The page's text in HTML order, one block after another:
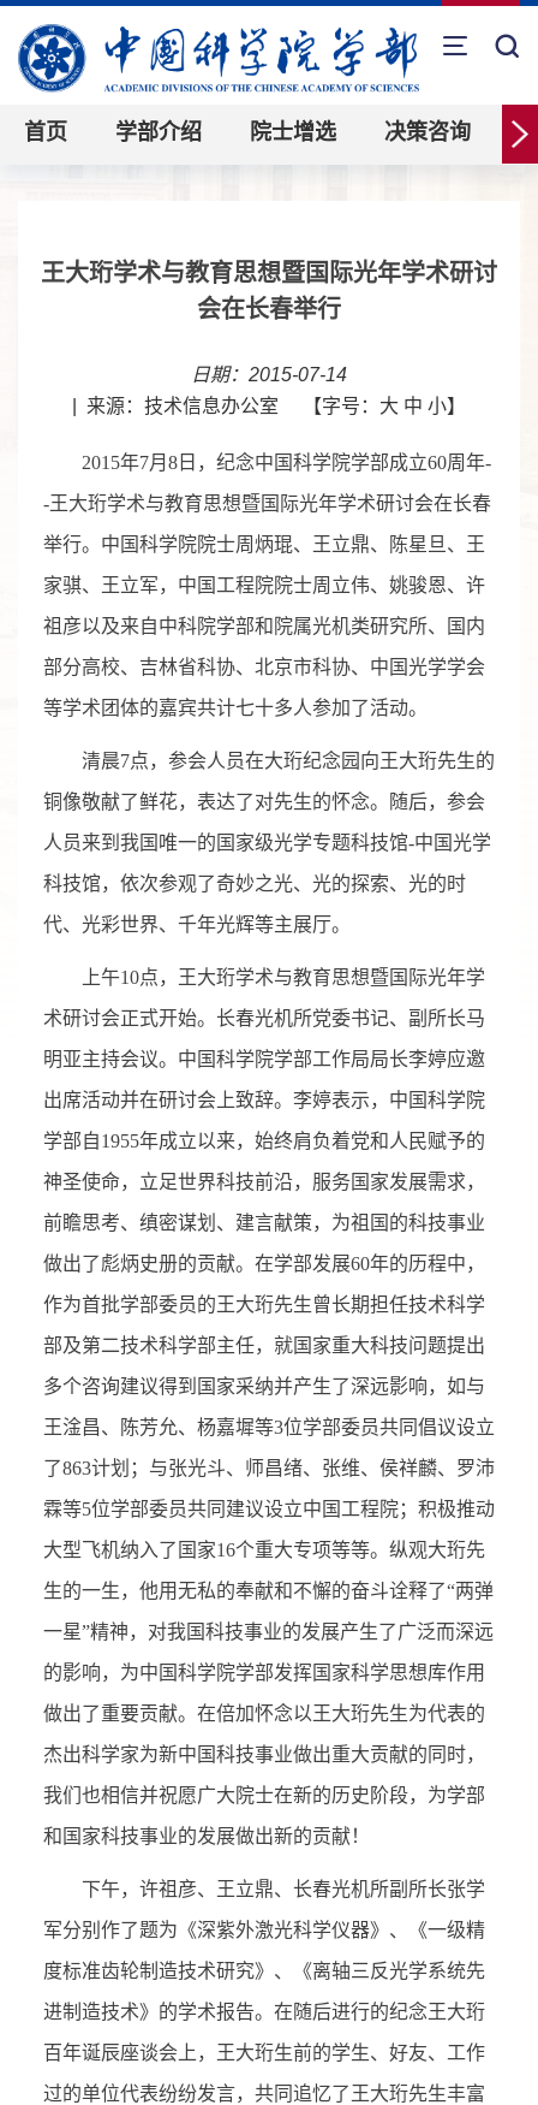
首页 学部介绍 院士增选 决策咨询
王大珩学术与教育思想暨国际光年学术研讨
会在长春举行
日期：2015-07-14
来源：技术信息办公室 【字号： 大 中 小】
2015年7月8日，纪念中国科学院学部成立60周年-
-王大珩学术与教育思想暨国际光年学术研讨会在长春
举行。中国科学院院士周炳琨、王立鼎、陈星旦、王
家骐、王立军，中国工程院院士周立伟、姚骏恩、许
祖彦以及来自中科院学部和院属光机类研究所、国内
部分高校、吉林省科协、北京市科协、中国光学学会
等学术团体的嘉宾共计七十多人参加了活动。
清晨7点，参会人员在大珩纪念园向王大珩先生的
铜像敬献了鲜花，表达了对先生的怀念。随后，参会
人员来到我国唯一的国家级光学专题科技馆-中国光学
科技馆，依次参观了奇妙之光、光的探索、光的时
代、光彩世界、千年光辉等主展厅。
上午10点，王大珩学术与教育思想暨国际光年学
术研讨会正式开始。长春光机所党委书记、副所长马
明亚主持会议。中国科学院学部工作局局长李婷应邀
出席活动并在研讨会上致辞。李婷表示，中国科学院
学部自1955年成立以来，始终肩负着党和人民赋予的
神圣使命，立足世界科技前沿，服务国家发展需求，
前瞻思考、缜密谋划、建言献策，为祖国的科技事业
做出了彪炳史册的贡献。在学部发展60年的历程中，
作为首批学部委员的王大珩先生曾长期担任技术科学
部及第二技术科学部主任，就国家重大科技问题提出
多个咨询建议得到国家采纳并产生了深远影响，如与
王淦昌、陈芳允、杨嘉墀等3位学部委员共同倡议设立
了863计划；与张光斗、师昌绪、张维、侯祥麟、罗沛
霖等5位学部委员共同建议设立中国工程院；积极推动
大型飞机纳入了国家16个重大专项等等。纵观大珩先
生的一生，他用无私的奉献和不懈的奋斗诠释了“两弹
一星”精神，对我国科技事业的发展产生了广泛而深远
的影响，为中国科学院学部发挥国家科学思想库作用
做出了重要贡献。在倍加怀念以王大珩先生为代表的
杰出科学家为新中国科技事业做出重大贡献的同时，
我们也相信并祝愿广大院士在新的历史阶段，为学部
和国家科技事业的发展做出新的贡献！
下午，许祖彦、王立鼎、长春光机所副所长张学
军分别作了题为《深紫外激光科学仪器》、《一级精
度标准齿轮制造技术研究》、《离轴三反光学系统先
进制造技术》的学术报告。在随后进行的纪念王大珩
百年诞辰座谈会上，王大珩生前的学生、好友、工作
过的单位代表纷纷发言，共同追忆了王大珩先生丰富